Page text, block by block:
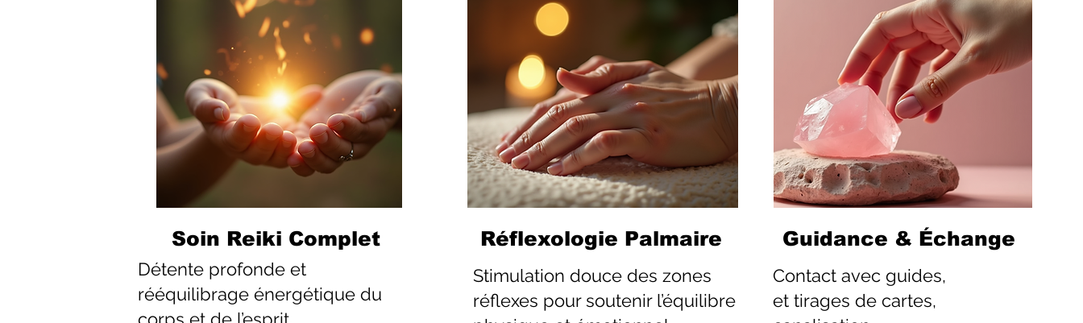
Détente profonde et
rééquilibrage énergétique du
Soin Reiki Complet Réflexologie Palmaire
Stimulation douce des zones
réflexes pour soutenir l’équilibre
Contact avec guides,
et tirages de cartes,
Guidance & Échange